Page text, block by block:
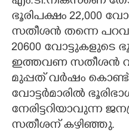
ഭൂരിപക്ഷം 22,000
സതീശൻ തന്നെ
20600 വോട്ടുകളുടെ
ഇത്തവണ സതീശൻ
മുപ്പത് വർഷം
വോട്ടർമാരിൽ
നേരിട്ടറിയാവുന്ന
സതീശന് കഴിഞ്ഞു.